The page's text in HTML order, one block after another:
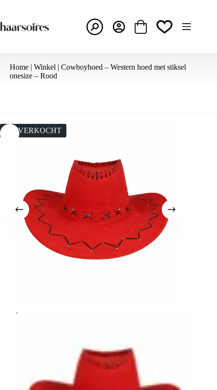
de
inhoud
Winkelwagen
Home | Winkel | Cowboyhoed – Western hoed met stiksel
onesize – Rood
UITVERKOCHT